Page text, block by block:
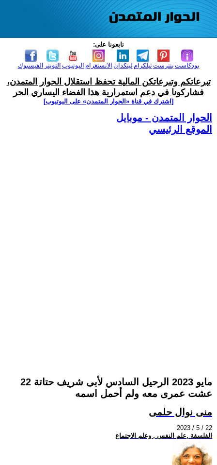
تابعونا على:
الفيسبوك التويتر اليوتيوب الانستغرام لينكدإن تيلكرامبنترست بودكاست
تبرعاتكم وتبرعاتكن المالية تحفظ استقلال الحوار المتمدن،
فشاركونا في دعم استمرارية هذا الفضاء اليساري الحر
[اشترك في قناة ‫«الحوار المتمدن» على اليوتيوب]
الحوار المتمدن - موبايل
الموقع الرئيسي
22 مايو 2023 الرحيل السادس لأبى شريف حتاتة
عشت عمرى معه ولم أحمل اسمه
منى نوال حلمى
2023 / 5 / 22
الفلسفة ,علم النفس , وعلم الاجتماع